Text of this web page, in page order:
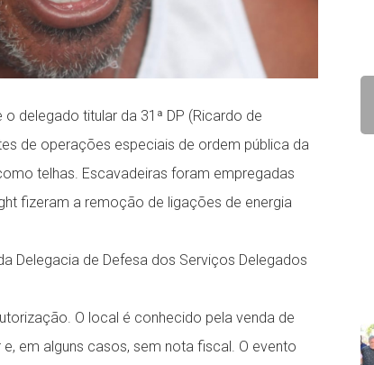
delegado titular da 31ª DP (Ricardo de
de operações especiais de ordem pública da
telhas. Escavadeiras foram empregadas
fizeram a remoção de ligações de energia
Delegacia de Defesa dos Serviços Delegados
O local é conhecido pela venda de
em alguns casos, sem nota fiscal. O evento